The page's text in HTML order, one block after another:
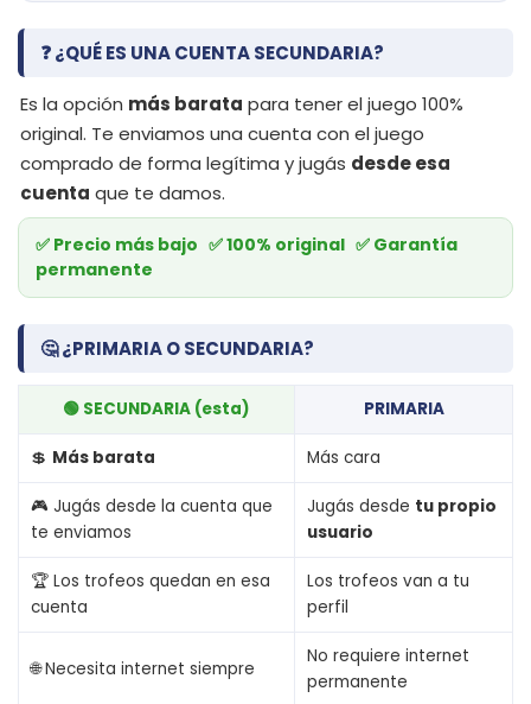
❓ ¿QUÉ ES UNA CUENTA SECUNDARIA?
Es la opción más barata para tener el juego 100%
original. Te enviamos una cuenta con el juego
comprado de forma legítima y jugás desde esa
cuenta que te damos.
✅ Precio más bajo ✅ 100% original ✅ Garantía
permanente
🤔 ¿PRIMARIA O SECUNDARIA?
🟢 SECUNDARIA (esta) PRIMARIA
💲 Más barata Más cara
🎮 Jugás desde la cuenta que
te enviamos
Jugás desde tu propio
usuario
🏆 Los trofeos quedan en esa
cuenta
Los trofeos van a tu
perfil
🌐 Necesita internet siempre
No requiere internet
permanente